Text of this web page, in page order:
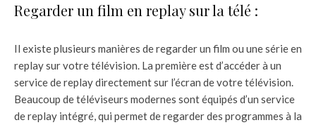
Regarder un film en replay sur la télé :
Il existe plusieurs manières de regarder un film ou une série en
replay sur votre télévision. La première est d’accéder à un
service de replay directement sur l’écran de votre télévision.
Beaucoup de téléviseurs modernes sont équipés d’un service
de replay intégré, qui permet de regarder des programmes à la